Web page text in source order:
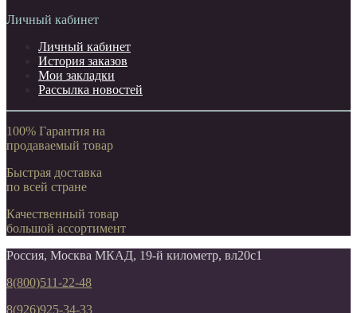
Личный кабинет
Личный кабинет
История заказов
Мои закладки
Рассылка новостей
100% Гарантия на
продаваемый товар
Быстрая доставка
по всей стране
Качественный товар
большой ассортимент
Россия, Москва МКАД, 19-й километр, вл20с1
8(800)511-22-48
8(926)925-34-33